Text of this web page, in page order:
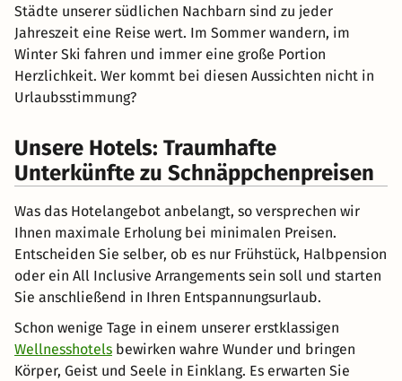
Städte unserer südlichen Nachbarn sind zu jeder
Jahreszeit eine Reise wert. Im Sommer wandern, im
Winter Ski fahren und immer eine große Portion
Herzlichkeit. Wer kommt bei diesen Aussichten nicht in
Urlaubsstimmung?
Unsere Hotels: Traumhafte
Unterkünfte zu Schnäppchenpreisen
Was das Hotelangebot anbelangt, so versprechen wir
Ihnen maximale Erholung bei minimalen Preisen.
Entscheiden Sie selber, ob es nur Frühstück, Halbpension
oder ein All Inclusive Arrangements sein soll und starten
Sie anschließend in Ihren Entspannungsurlaub.
Schon wenige Tage in einem unserer erstklassigen
Wellnesshotels bewirken wahre Wunder und bringen
Körper, Geist und Seele in Einklang. Es erwarten Sie